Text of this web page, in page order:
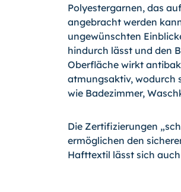
Polyestergarnen, das
angebracht werden
ungewünschten
hindurch lässt und den
Oberfläche wirkt
atmungsaktiv, wodurch
wie Badezimmer,
Die Zertifizierungen
ermöglichen den
Hafttextil lässt sich